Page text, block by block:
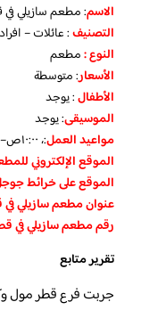
الاسم: مطعم سازيلي في
التصنيف: عائلات – افراد
النوع :مطعم
الأسعار:متوسطة
الأطفال:يوجد
الموسيقى:يوجد
مواعيد العمل:، ١٠:٠٠ص–١٢:٠٠ص
الموقع الإلكتروني
الموقع على خرائط
عنوان مطعم سازيلي
رقم مطعم سازيلي في
تقرير متابع
جربت فرع قطر مول